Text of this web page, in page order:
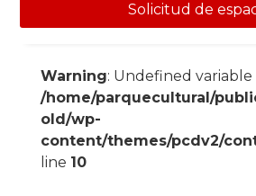
Solicitud de
Warning: Undefined variable
/home/parquecultural/
old/wp-
content/themes/pcdv2/
line 10